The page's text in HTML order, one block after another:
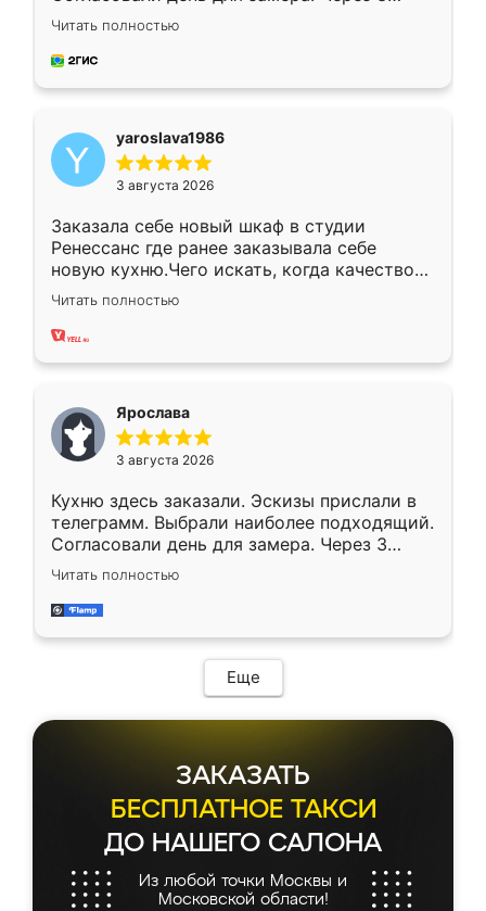
недели кухня была уже готова. Остались
довольны работой. Спасибо Ренессанс
мебель за качественную работу!
Читать полностью
yaroslava1986
3 августа 2026
Заказала себе новый шкаф в студии
Ренессанс где ранее заказывала себе
новую кухню.Чего искать, когда качеством
вполне довольна. Служит кухня уже почти
два года, нареканий нет.
Читать полностью
Ярослава
3 августа 2026
Кухню здесь заказали. Эскизы прислали в
телеграмм. Выбрали наиболее подходящий.
Согласовали день для замера. Через 3
недели кухня была уже готова. Остались
довольны работой. Спасибо Ренессанс
мебель за качественную работу!
Читать полностью
Еще
ЗАКАЗАТЬ
БЕСПЛАТНОЕ ТАКСИ
ДО НАШЕГО САЛОНА
Из любой точки Москвы и
Московской области!